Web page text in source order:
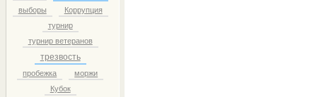
выборы
Коррупция
турнир
турнир ветеранов
трезвость
пробежка
моржи
Кубок